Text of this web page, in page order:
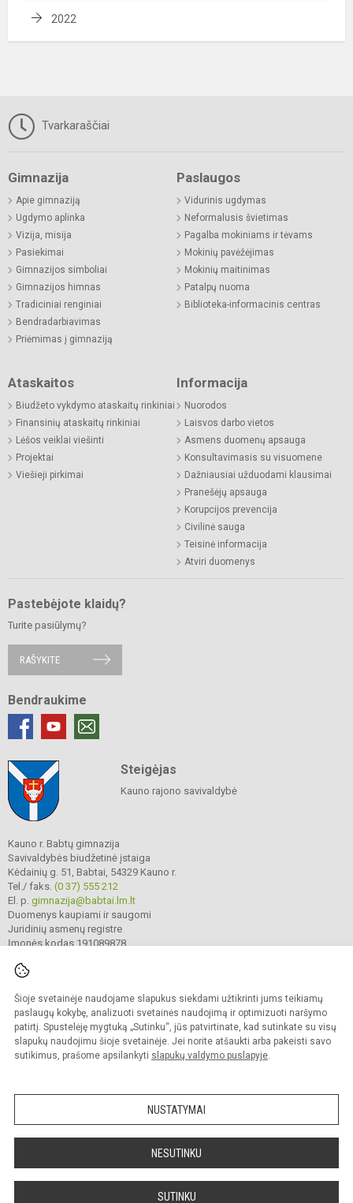
Šioje svetainėje naudojame slapukus siekdami užtikrinti jums teikiamų
paslaugų kokybę, analizuoti svetainės naudojimą ir optimizuoti naršymo
patirtį. Spustelėję mygtuką „Sutinku“, jūs patvirtinate, kad sutinkate su visų
slapukų naudojimu šioje svetainėje. Jei norite atšaukti arba pakeisti savo
sutikimus, prašome apsilankyti slapukų valdymo puslapyje.
NUSTATYMAI
NESUTINKU
SUTINKU
2022
Tvarkaraščiai
Gimnazija
Apie gimnaziją
Ugdymo aplinka
Vizija, misija
Pasiekimai
Gimnazijos simboliai
Gimnazijos himnas
Tradiciniai renginiai
Bendradarbiavimas
Priėmimas į gimnaziją
Paslaugos
Vidurinis ugdymas
Neformalusis švietimas
Pagalba mokiniams ir tėvams
Mokinių pavėžėjimas
Mokinių maitinimas
Patalpų nuoma
Biblioteka-informacinis centras
Ataskaitos
Biudžeto vykdymo ataskaitų rinkiniai
Finansinių ataskaitų rinkiniai
Lėšos veiklai viešinti
Projektai
Viešieji pirkimai
Informacija
Nuorodos
Laisvos darbo vietos
Asmens duomenų apsauga
Konsultavimasis su visuomene
Dažniausiai užduodami klausimai
Pranešėjų apsauga
Korupcijos prevencija
Civilinė sauga
Teisinė informacija
Atviri duomenys
Pastebėjote klaidų?
Turite pasiūlymų?
RAŠYKITE
Bendraukime
Steigėjas
Kauno rajono savivaldybė
Kauno r. Babtų gimnazija
Savivaldybės biudžetinė įstaiga
Kėdainių g. 51, Babtai, 54329 Kauno r.
Tel./ faks. (0 37) 555 212
El. p. gimnazija@babtai.lm.lt
Duomenys kaupiami ir saugomi
Juridinių asmenų registre
Įmonės kodas 191089878
© 2025. Kauno r. Babtų gimnazija. Visos teisės saugomos.
Kopijuoti turinį be raštiško gimnazijos sutikimo griežtai draudžiama.
Prieinamumo paraiška Slapukų politika
Sumanus būdas atnaujinti